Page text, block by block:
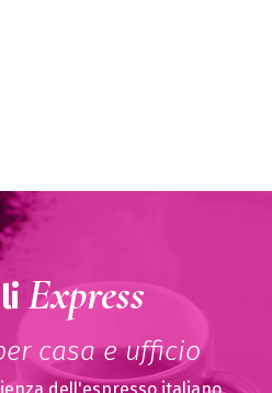
Express
casa e ufficio